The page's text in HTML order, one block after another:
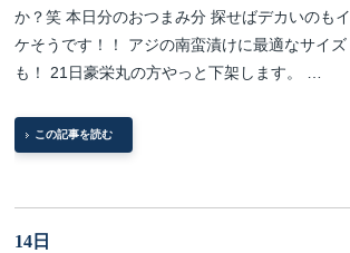
か？笑 本日分のおつまみ分 探せばデカいのもイ
ケそうです！！ アジの南蛮漬けに最適なサイズ
も！ 21日豪栄丸の方やっと下架します。 …
この記事を読む
14日